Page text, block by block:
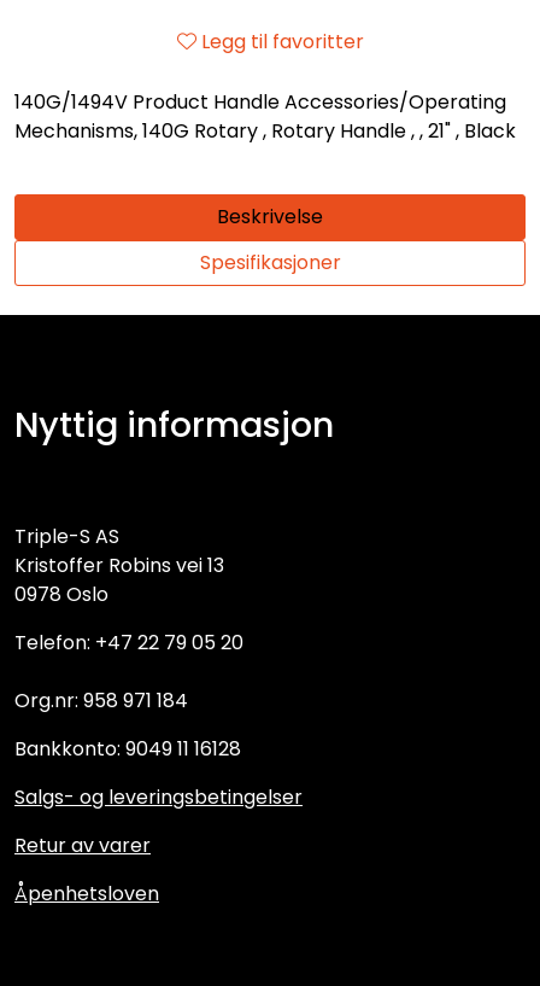
Legg til favoritter
140G/1494V Product Handle Accessories/Operating
Mechanisms, 140G Rotary , Rotary Handle , , 21" , Black
Beskrivelse
Spesifikasjoner
Nyttig informasjon
Triple-S AS
Kristoffer Robins vei 13
0978 Oslo
Telefon: +47 22 79 05 20
Org.nr: 958 971 184
Bankkonto: 9049 11 16128
Salgs- og leveringsbetingelser
Retur av varer
Åpenhetsloven